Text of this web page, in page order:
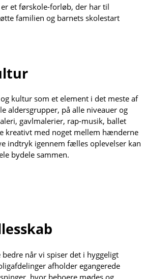
er et førskole-forløb, der har til
familien og barnets skolestart
kultur som et element i det meste af
aldersgrupper, på alle niveauer og
gavlmalerier, rap-musik, ballet
kreativt med noget mellem hænderne
indtryk igennem fælles oplevelser kan
bydele sammen.
bedre når vi spiser det i hyggeligt
afholder egangerede
hvor beboere mødes og